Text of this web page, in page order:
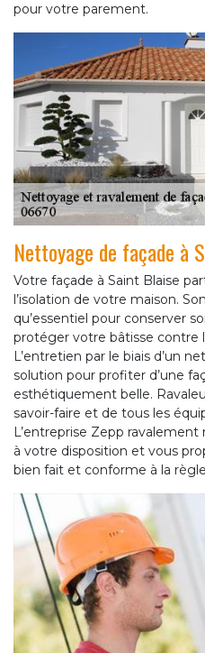
pour votre parement.
Nettoyage de façade à
Votre façade à Saint Blaise
l’isolation de votre maison.
qu’essentiel pour conserver
protéger votre bâtisse contre
L’entretien par le biais d’un
solution pour profiter d’une
esthétiquement belle.
savoir-faire et de tous les
L’entreprise Zepp
à votre disposition et vous
bien fait et conforme à la règle